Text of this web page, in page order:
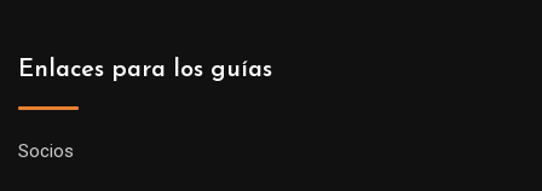
Enlaces para los guías
Socios